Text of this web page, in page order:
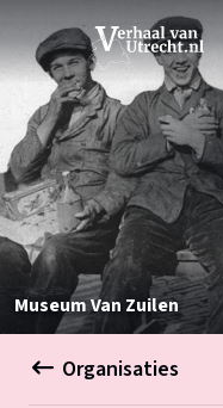
Museum Van Zuilen
Organisaties